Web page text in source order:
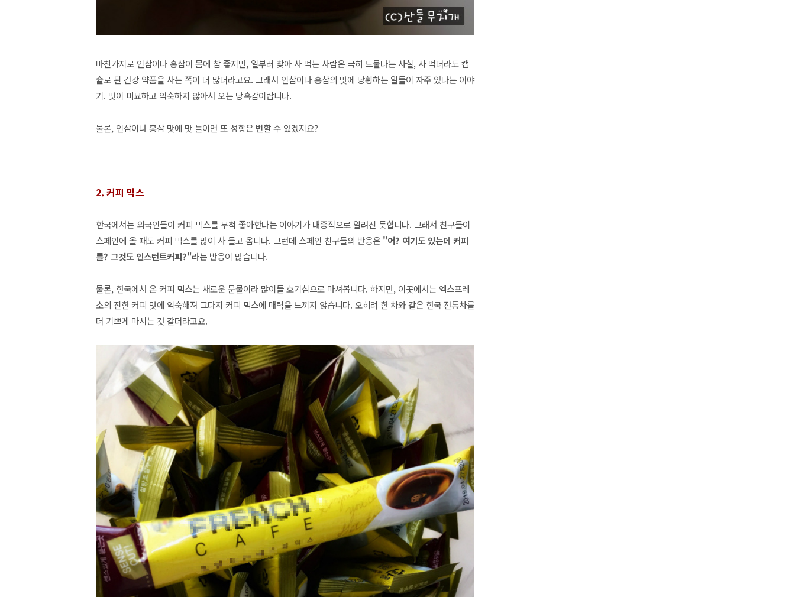
마찬가지로 인삼이나 홍삼이 몸에 참 좋지만, 일부러 찾아 사 먹는 사람은 극히 드물다는 사실, 사 먹더라도 캡
슐로 된 건강 약품을 사는 쪽이 더 많더라고요. 그래서 인삼이나 홍삼의 맛에 당황하는 일들이 자주 있다는 이야
기. 맛이 미묘하고 익숙하지 않아서 오는 당혹감이랍니다.
물론, 인삼이나 홍삼 맛에 맛 들이면 또 성향은 변할 수 있겠지요?
2. 커피 믹스
한국에서는 외국인들이 커피 믹스를 무척 좋아한다는 이야기가 대중적으로 알려진 듯합니다. 그래서 친구들이
스페인에 올 때도 커피 믹스를 많이 사 들고 옵니다. 그런데 스페인 친구들의 반응은 "어? 여기도 있는데 커피
를? 그것도 인스턴트커피?"라는 반응이 많습니다.
물론, 한국에서 온 커피 믹스는 새로운 문물이라 많이들 호기심으로 마셔봅니다. 하지만, 이곳에서는 엑스프레
소의 진한 커피 맛에 익숙해져 그다지 커피 믹스에 매력을 느끼지 않습니다. 오히려 한 차와 같은 한국 전통차를
더 기쁘게 마시는 것 같더라고요.